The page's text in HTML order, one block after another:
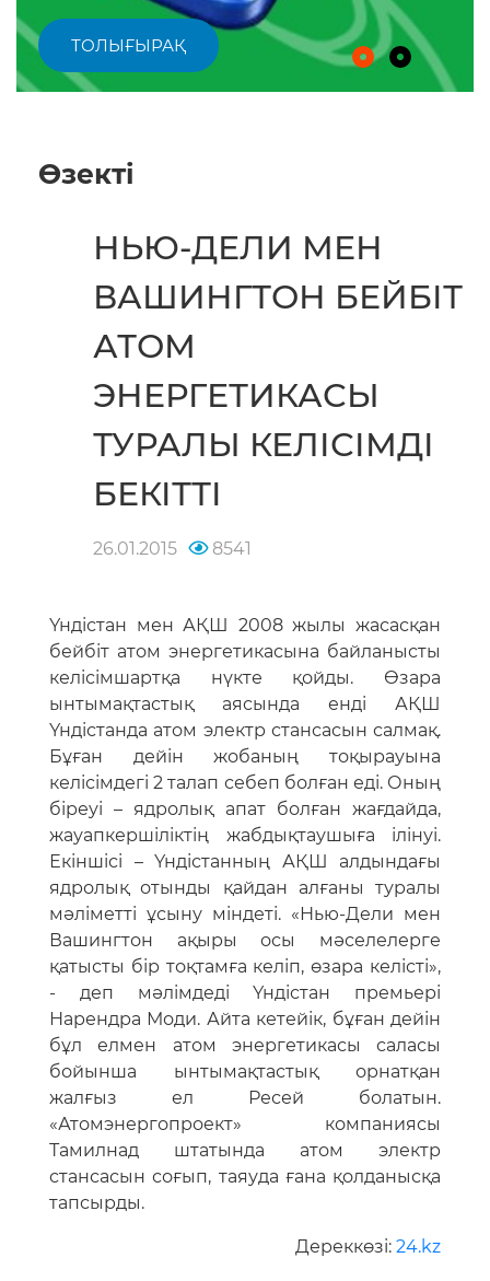
ТОЛЫҒЫРАҚ
Өзектi
НЬЮ-ДЕЛИ МЕН
ВАШИНГТОН БЕЙБІТ
АТОМ
ЭНЕРГЕТИКАСЫ
ТУРАЛЫ КЕЛІСІМДІ
БЕКІТТІ
26.01.2015 8541
Үндістан мен АҚШ 2008 жылы жасасқан
бейбіт атом энергетикасына байланысты
келісімшартқа нүкте қойды. Өзара
ынтымақтастық аясында енді АҚШ
Үндістанда атом электр стансасын салмақ.
Бұған дейін жобаның тоқырауына
келісімдегі 2 талап себеп болған еді. Оның
біреуі – ядролық апат болған жағдайда,
жауапкершіліктің жабдықтаушыға ілінуі.
Екіншісі – Үндістанның АҚШ алдындағы
ядролық отынды қайдан алғаны туралы
мәліметті ұсыну міндеті. «Нью-Дели мен
Вашингтон ақыры осы мәселелерге
қатысты бір тоқтамға келіп, өзара келісті»,
- деп мәлімдеді Үндістан премьері
Нарендра Моди. Айта кетейік, бұған дейін
бұл елмен атом энергетикасы саласы
бойынша ынтымақтастық орнатқан
жалғыз ел Ресей болатын.
«Атомэнергопроект» компаниясы
Тамилнад штатында атом электр
стансасын соғып, таяуда ғана қолданысқа
тапсырды.
Дереккөзі: 24.kz